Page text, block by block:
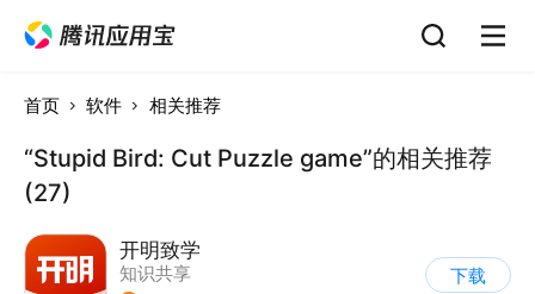
首页 软件 相关推荐
“Stupid Bird: Cut Puzzle game”的相关推荐
(27)
开明致学
知识共享
下载